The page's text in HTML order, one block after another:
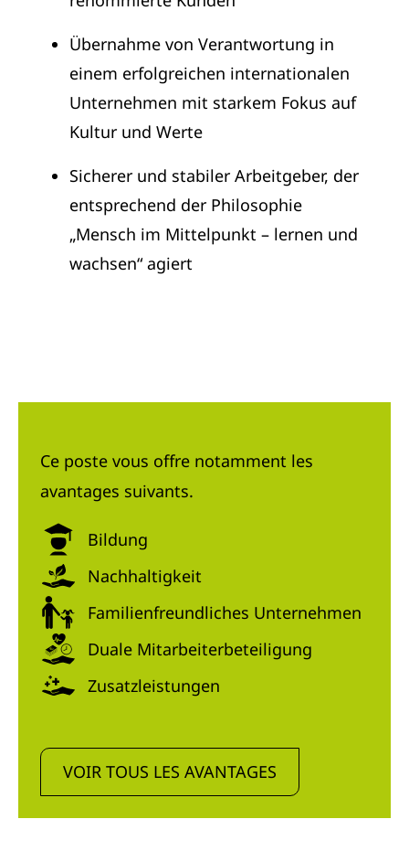
Übernahme von Verantwortung in
einem erfolgreichen internationalen
Unternehmen mit starkem Fokus auf
Kultur und Werte
Sicherer und stabiler Arbeitgeber, der
entsprechend der Philosophie
„Mensch im Mittelpunkt – lernen und
wachsen“ agiert
Ce poste vous offre notamment les
avantages suivants.
Bildung
Nachhaltigkeit
Familienfreundliches Unternehmen
Duale Mitarbeiterbeteiligung
Zusatzleistungen
VOIR TOUS LES AVANTAGES